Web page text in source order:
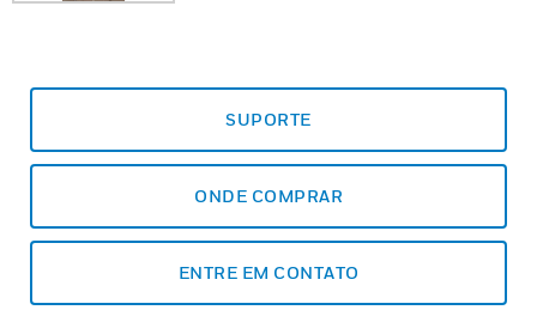
SUPORTE
ONDE COMPRAR
ENTRE EM CONTATO